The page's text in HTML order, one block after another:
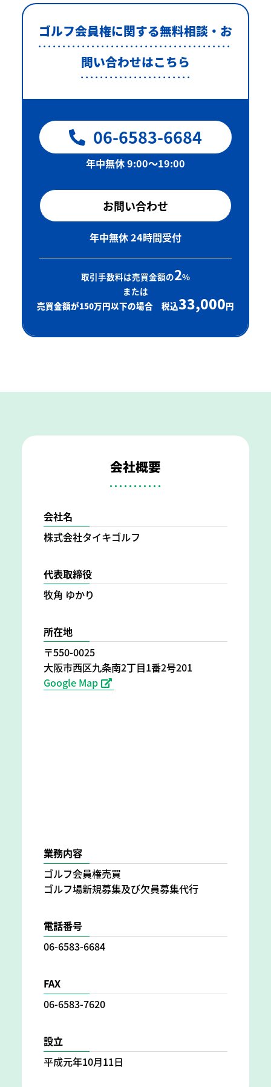
ゴルフ会員権に関する無料相談・お
問い合わせはこちら
06-6583-6684
年中無休 9:00〜19:00
お問い合わせ
年中無休 24時間受付
取引手数料は売買金額の2%
または
売買金額が150万円以下の場合 税込33,000円
会社概要
会社名
株式会社タイキゴルフ
代表取締役
牧角 ゆかり
所在地
〒550-0025
大阪市西区九条南2丁目1番2号201
Google Map
業務内容
ゴルフ会員権売買
ゴルフ場新規募集及び欠員募集代行
電話番号
06-6583-6684
FAX
06-6583-7620
設立
平成元年10月11日